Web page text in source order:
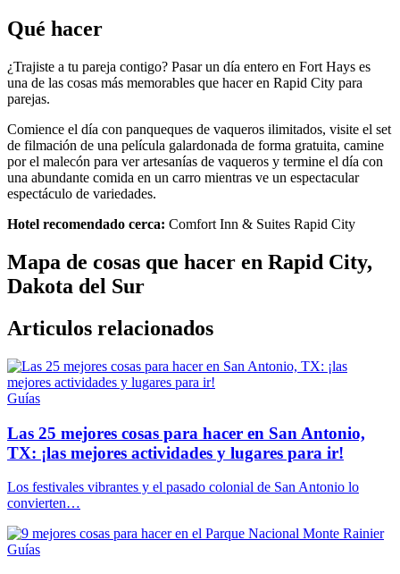
Qué hacer
¿Trajiste a tu pareja contigo? Pasar un día entero en Fort Hays es
una de las cosas más memorables que hacer en Rapid City para
parejas.
Comience el día con panqueques de vaqueros ilimitados, visite el set
de filmación de una película galardonada de forma gratuita, camine
por el malecón para ver artesanías de vaqueros y termine el día con
una abundante comida en un carro mientras ve un espectacular
espectáculo de variedades.
Hotel recomendado cerca: Comfort Inn & Suites Rapid City
Mapa de cosas que hacer en Rapid City,
Dakota del Sur
Articulos relacionados
Guías
Las 25 mejores cosas para hacer en San Antonio,
TX: ¡las mejores actividades y lugares para ir!
Los festivales vibrantes y el pasado colonial de San Antonio lo
convierten…
Guías